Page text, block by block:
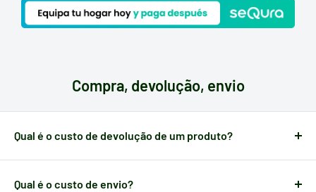
Compra, devolução, envio
Qual é o custo de devolução de um produto?
O reembolso do valor da encomenda é gratuito ecompleto
durante os 14 dias seguintes ao recebimento da
Qual é o custo de envio?